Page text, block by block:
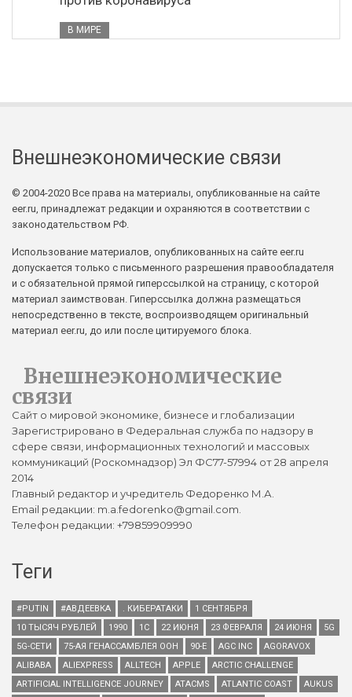
В МИРЕ
Внешнеэкономические связи
© 2004-2020 Все права на материалы, опубликованные на сайте
eer.ru, принадлежат редакции и охраняются в соответствии с
законодательством РФ.
Использование материалов, опубликованных на сайте eer.ru
допускается только с письменного разрешения правообладателя
и с обязательной прямой гиперссылкой на страницу, с которой
материал заимствован. Гиперссылка должна размещаться
непосредственно в тексте, воспроизводящем оригинальный
материал eer.ru, до или после цитируемого блока.
Внешнеэкономические
связи
Сайт о мировой экономике, бизнесе и глобализации
Зарегистрировано в Федеральная служба по надзору в
сфере связи, информационных технологий и массовых
коммуникаций (Роскомнадзор) Эл ФС77-57994 от 28 апреля
2014
Главный редактор и учредитель Федоренко М.А.
Email редакции: m.a.fedorenko@gmail.com.
Телефон редакции: +79859909990
Теги
#PUTIN #АВДЕЕВКА . КИБЕРАТАКИ
1 СЕНТЯБРЯ
10 ТЫСЯЧ РУБЛЕЙ
1990 1С 22 ИЮНЯ 23 ФЕВРАЛЯ 24 ИЮНЯ
5G
5G-СЕТИ
75-АЯ ГЕНАССАМБЛЕЯ ООН 90-Е AGC INC
AGORAVOX
ALIBABA
ALIEXPRESS ALLTECH APPLE
ARCTIC CHALLENGE
ARTIFICIAL INTELLIGENCE JOURNEY
ATACMS ATLANTIC COAST
AUKUS